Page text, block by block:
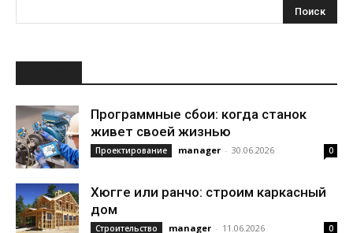
Программные сбои: когда станок
живет своей жизнью
Проектирование manager - 30.06.2026 0
Хюгге или ранчо: строим каркасный
дом
Строительство manager - 11.06.2026 0